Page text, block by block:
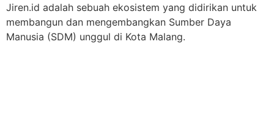
Jiren.id adalah sebuah ekosistem yang didirikan untuk
membangun dan mengembangkan Sumber Daya
Manusia (SDM) unggul di Kota Malang.